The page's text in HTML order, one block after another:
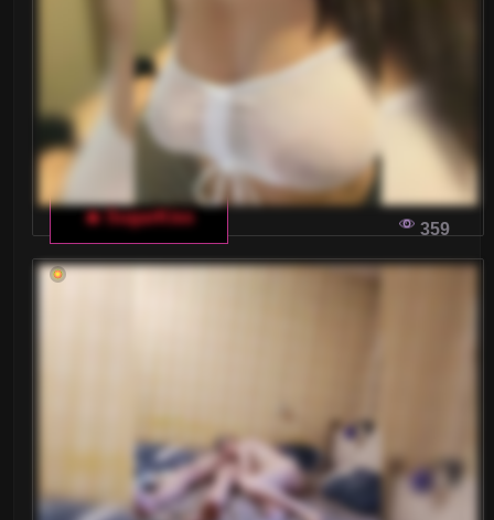
🔥 SugarKiss
359